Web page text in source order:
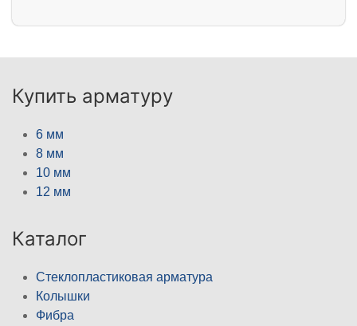
Купить арматуру
6 мм
8 мм
10 мм
12 мм
Каталог
Стеклопластиковая арматура
Колышки
Фибра